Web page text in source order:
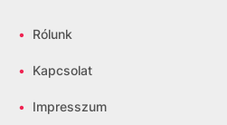
• Rólunk
• Kapcsolat
• Impresszum